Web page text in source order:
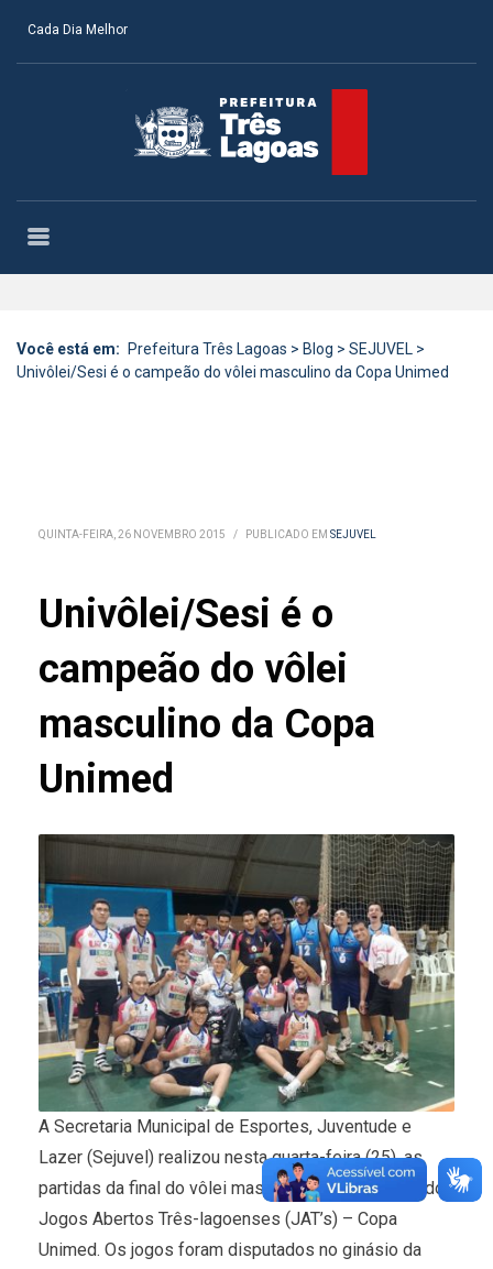
Cada Dia Melhor
Você está em: Prefeitura Três Lagoas > Blog > SEJUVEL >
Univôlei/Sesi é o campeão do vôlei masculino da Copa Unimed
QUINTA-FEIRA, 26 NOVEMBRO 2015 / PUBLICADO EM SEJUVEL
Univôlei/Sesi é o
campeão do vôlei
masculino da Copa
Unimed
A Secretaria Municipal de Esportes, Juventude e
Lazer (Sejuvel) realizou nesta quarta-feira (25), as
partidas da final do vôlei masculino da 15ª edição dos
Jogos Abertos Três-lagoenses (JAT’s) – Copa
Unimed. Os jogos foram disputados no ginásio da